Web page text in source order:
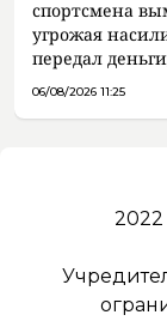
спортсмена
угрожая
передал
06/08/2026 11:25
2022